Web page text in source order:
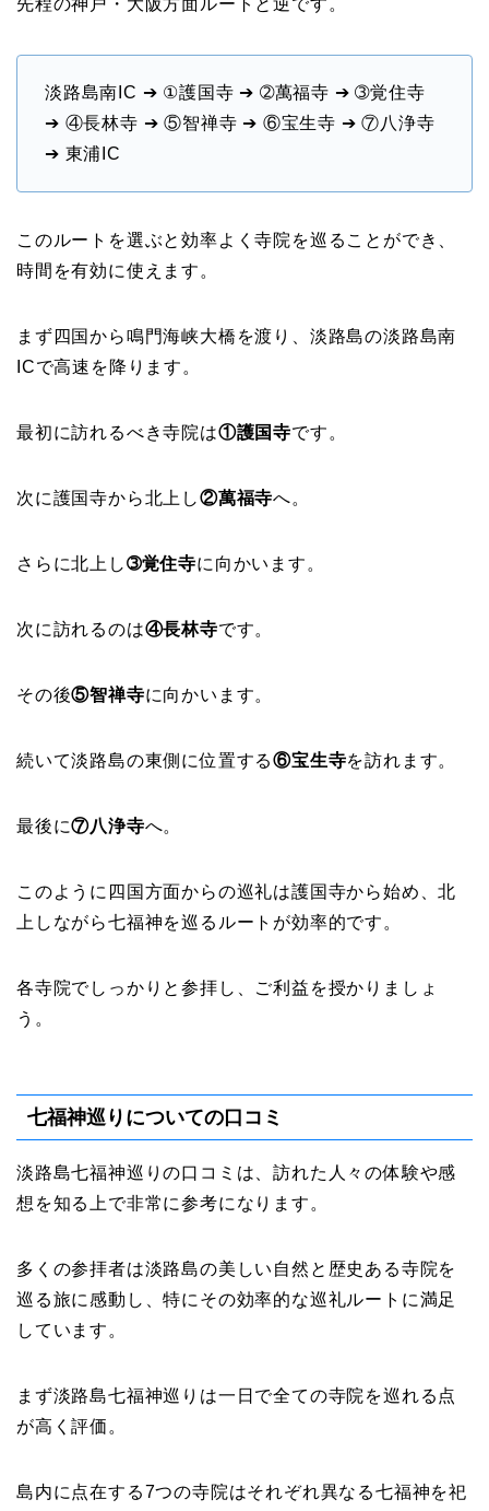
先程の神戸・大阪方面ルートと逆です。
淡路島南IC ➔ ①護国寺 ➔ ➁萬福寺 ➔ ➂覚住寺
➔ ④長林寺 ➔ ⑤智禅寺 ➔ ⑥宝生寺 ➔ ⑦八浄寺
➔ 東浦IC
このルートを選ぶと効率よく寺院を巡ることができ、
時間を有効に使えます。
まず四国から鳴門海峡大橋を渡り、淡路島の淡路島南
ICで高速を降ります。
最初に訪れるべき寺院は①護国寺です。
次に護国寺から北上し②萬福寺へ。
さらに北上し➂覚住寺に向かいます。
次に訪れるのは④長林寺です。
その後⑤智禅寺に向かいます。
続いて淡路島の東側に位置する⑥宝生寺を訪れます。
最後に⑦八浄寺へ。
このように四国方面からの巡礼は護国寺から始め、北
上しながら七福神を巡るルートが効率的です。
各寺院でしっかりと参拝し、ご利益を授かりましょ
う。
七福神巡りについての口コミ
淡路島七福神巡りの口コミは、訪れた人々の体験や感
想を知る上で非常に参考になります。
多くの参拝者は淡路島の美しい自然と歴史ある寺院を
巡る旅に感動し、特にその効率的な巡礼ルートに満足
しています。
まず淡路島七福神巡りは一日で全ての寺院を巡れる点
が高く評価。
島内に点在する7つの寺院はそれぞれ異なる七福神を祀